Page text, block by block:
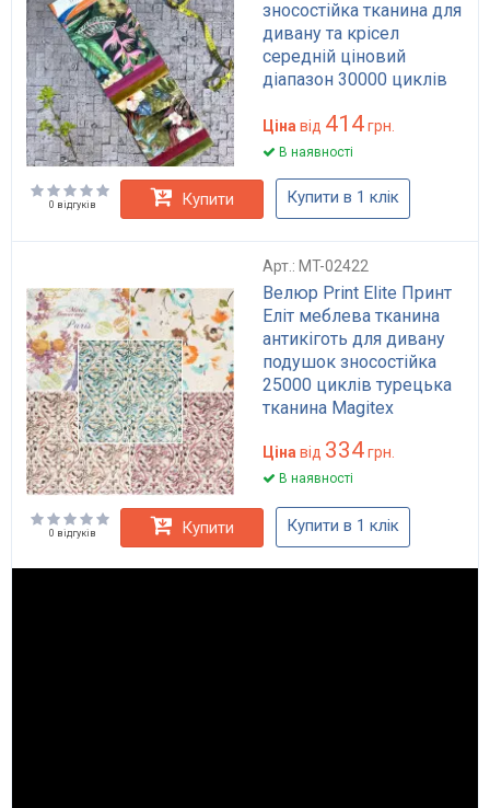
зносостійка тканина для
дивану та крісел
середній ціновий
діапазон 30000 циклів
Ціна від 414грн.
В наявності
0 відгуків Купити Купити в 1 клік
Арт.: MT-02422
Велюр Print Elite Принт
Еліт меблева тканина
антикіготь для дивану
подушок зносостійка
25000 циклів турецька
тканина Magitex
Ціна від 334грн.
В наявності
0 відгуків Купити Купити в 1 клік